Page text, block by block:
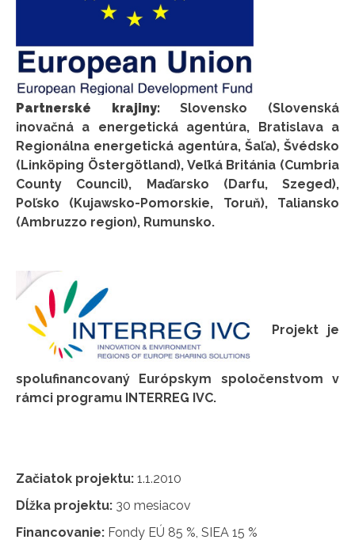
Partnerské krajiny:Slovensko (Slovenská
inovačná a energetická agentúra, Bratislava a
Regionálna energetická agentúra, Šaľa), Švédsko
(Linköping Östergötland), Veľká Británia (Cumbria
County Council), Maďarsko (Darfu, Szeged),
Poľsko (Kujawsko-Pomorskie, Toruň), Taliansko
(Ambruzzo region), Rumunsko.
Projekt je
spolufinancovaný Európskym spoločenstvom v
rámci programu INTERREG IVC.
Začiatok projektu: 1.1.2010
Dĺžka projektu: 30 mesiacov
Financovanie: Fondy EÚ 85 %, SIEA 15 %